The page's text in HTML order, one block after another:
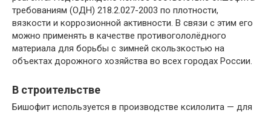
требованиям (ОДН) 218.2.027-2003 по плотности,
вязкости и коррозионной активности. В связи с этим его
можно применять в качестве противогололёдного
материала для борьбы с зимней скользкостью на
объектах дорожного хозяйства во всех городах России.
В строительстве
Бишофит используется в производстве ксилолита — для